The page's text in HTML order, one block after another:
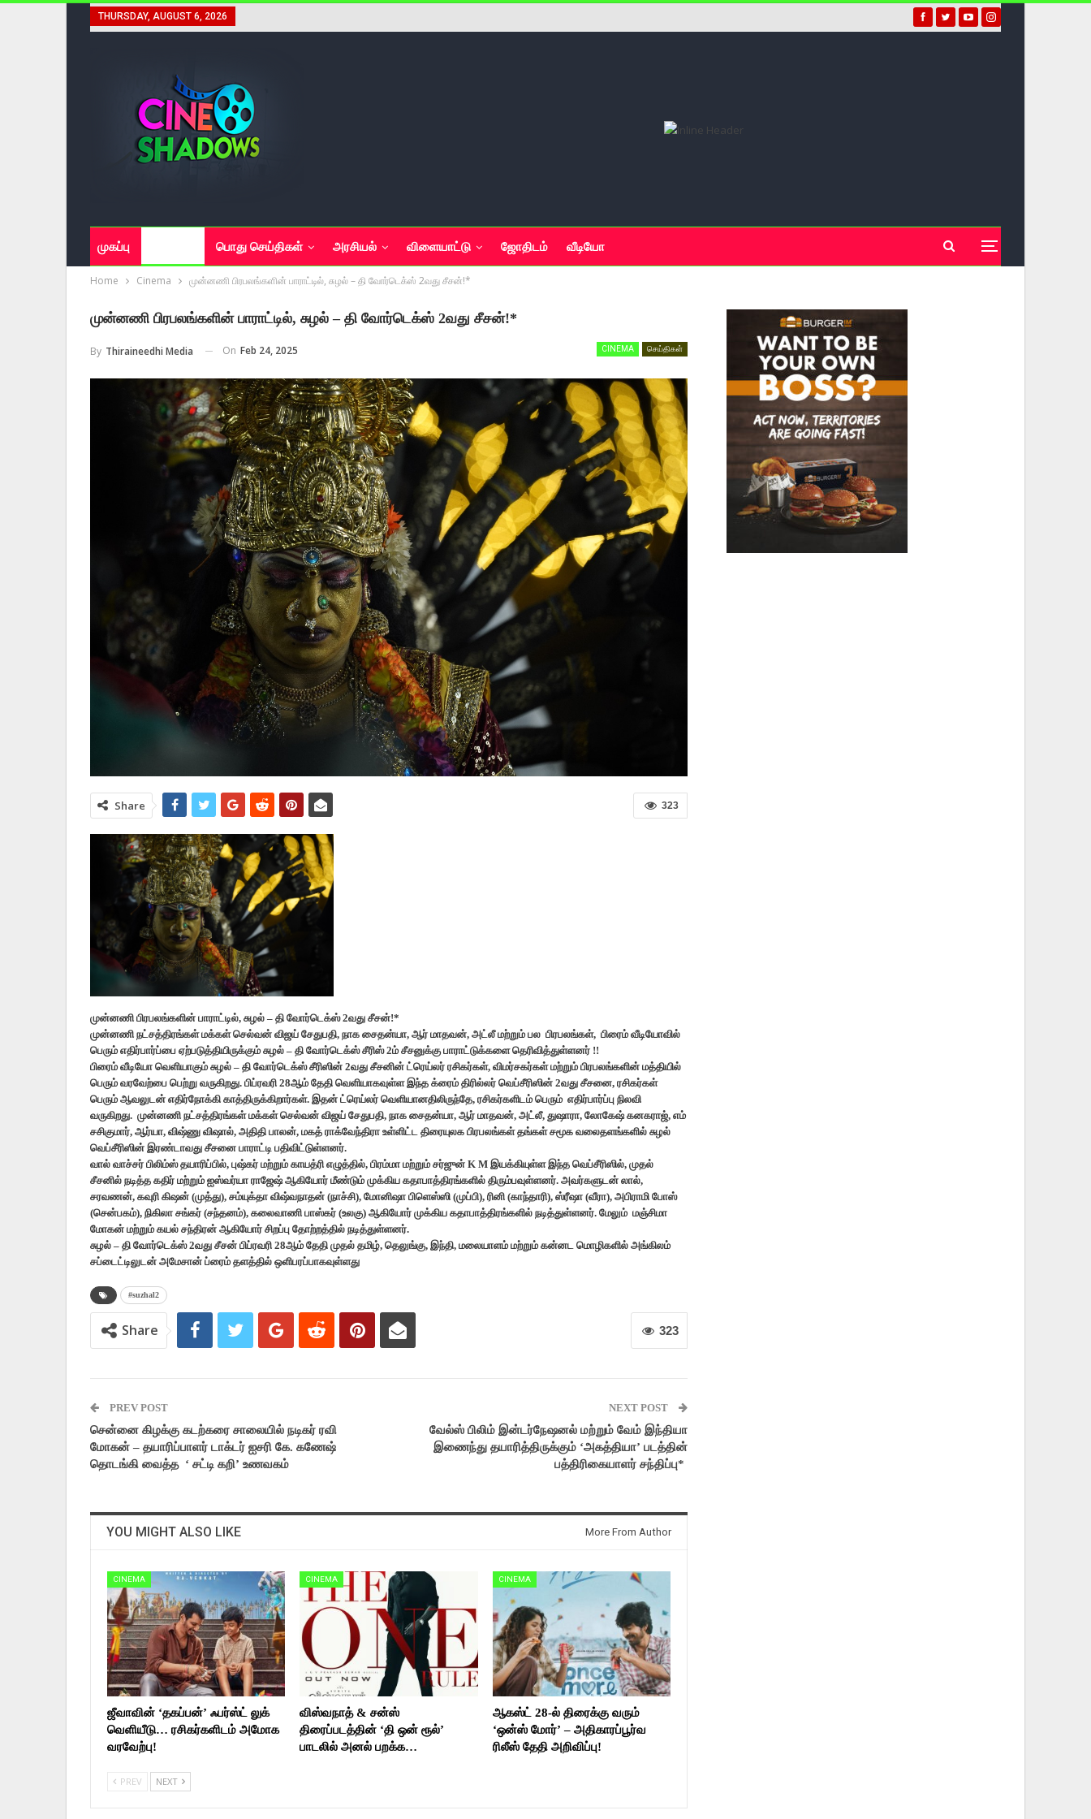
THURSDAY, AUGUST 6, 2026
முகப்பு பொது செய்திகள் அரசியல் விளையாட்டு ஜோதிடம் வீடியோ
Home Cinema முன்னணி பிரபலங்களின் பாராட்டில், சுழல் – தி வோர்டெக்ஸ் 2வது சீசன்!*
முன்னணி பிரபலங்களின் பாராட்டில், சுழல் – தி வோர்டெக்ஸ் 2வது சீசன்!*
CINEMA செய்திகள்
By Thiraineedhi Media On Feb 24, 2025
323
Share
முன்னணி பிரபலங்களின் பாராட்டில், சுழல் – தி வோர்டெக்ஸ் 2வது சீசன்!*
முன்னணி நட்சத்திரங்கள் மக்கள் செல்வன் விஜய் சேதுபதி, நாக சைதன்யா, ஆர் மாதவன், அட்லீ மற்றும் பல பிரபலங்கள், பிரைம் வீடியோவில்
பெரும் எதிர்பார்ப்பை ஏற்படுத்தியிருக்கும் சுழல் – தி வோர்டெக்ஸ் சீரிஸ் 2ம் சீசனுக்கு பாராட்டுக்களை தெரிவித்துள்ளனர் !!
பிரைம் வீடியோ வெளியாகும் சுழல் – தி வோர்டெக்ஸ் சீரிஸின் 2வது சீசனின் ட்ரெய்லர் ரசிகர்கள், விமர்சகர்கள் மற்றும் பிரபலங்களின் மத்தியில்
பெரும் வரவேற்பை பெற்று வருகிறது. பிப்ரவரி 28ஆம் தேதி வெளியாகவுள்ள இந்த க்ரைம் திரில்லர் வெப்சீரிஸின் 2வது சீசனை, ரசிகர்கள்
பெரும் ஆவலுடன் எதிர்நோக்கி காத்திருக்கிறார்கள். இதன் ட்ரெய்லர் வெளியானதிலிருந்தே, ரசிகர்களிடம் பெரும் எதிர்பார்ப்பு நிலவி
வருகிறது. முன்னணி நட்சத்திரங்கள் மக்கள் செல்வன் விஜய் சேதுபதி, நாக சைதன்யா, ஆர் மாதவன், அட்லீ, துஷாரா, லோகேஷ் கனகராஜ், எம்
சசிகுமார், ஆர்யா, விஷ்ணு விஷால், அதிதி பாலன், மகத் ராக்வேந்திரா உள்ளிட்ட திரையுலக பிரபலங்கள் தங்கள் சமூக வலைதளங்களில் சுழல்
வெப்சீரிஸின் இரண்டாவது சீசனை பாராட்டி பதிவிட்டுள்ளனர்.
வால் வாச்சர் பிலிம்ஸ் தயாரிப்பில், புஷ்கர் மற்றும் காயத்ரி எழுத்தில், பிரம்மா மற்றும் சர்ஜுன் K M இயக்கியுள்ள இந்த வெப்சீரிஸில், முதல்
சீசனில் நடித்த கதிர் மற்றும் ஐஸ்வர்யா ராஜேஷ் ஆகியோர் மீண்டும் முக்கிய கதாபாத்திரங்களில் திரும்பவுள்ளனர். அவர்களுடன் லால்,
சரவணன், கவுரி கிஷன் (முத்து), சம்யுக்தா விஷ்வநாதன் (நாச்சி), மோனிஷா பிளெஸ்ஸி (முப்பி), ரினி (காந்தாரி), ஸ்ரீஷா (வீரா), அபிராமி போஸ்
(சென்பகம்), நிகிலா சங்கர் (சந்தனம்), கலைவாணி பாஸ்கர் (உலகு) ஆகியோர் முக்கிய கதாபாத்திரங்களில் நடித்துள்ளனர். மேலும் மஞ்சிமா
மோகன் மற்றும் கயல் சந்திரன் ஆகியோர் சிறப்பு தோற்றத்தில் நடித்துள்ளனர்.
சுழல் – தி வோர்டெக்ஸ் 2வது சீசன் பிப்ரவரி 28ஆம் தேதி முதல் தமிழ், தெலுங்கு, இந்தி, மலையாளம் மற்றும் கன்னட மொழிகளில் அங்கிலம்
சப்டைட்டிலுடன் அமேசான் ப்ரைம் தளத்தில் ஒளிபரப்பாகவுள்ளது
#suzhal2
323
Share
PREV POST
சென்னை கிழக்கு கடற்கரை சாலையில் நடிகர் ரவி
மோகன் – தயாரிப்பாளர் டாக்டர் ஐசரி கே. கணேஷ்
தொடங்கி வைத்த ‘ சட்டி கறி’ உணவகம்
NEXT POST
வேல்ஸ் பிலிம் இன்டர்நேஷனல் மற்றும் வேம் இந்தியா
இணைந்து தயாரித்திருக்கும் ‘அகத்தியா’ படத்தின்
பத்திரிகையாளர் சந்திப்பு*
YOU MIGHT ALSO LIKE More From Author
CINEMA
ஜீவாவின் ‘தகப்பன்’ ஃபர்ஸ்ட் லுக்
வெளியீடு… ரசிகர்களிடம் அமோக
வரவேற்பு!
CINEMA
விஸ்வநாத் & சன்ஸ்
திரைப்படத்தின் ‘தி ஒன் ரூல்’
பாடலில் அனல் பறக்க…
CINEMA
ஆகஸ்ட் 28-ல் திரைக்கு வரும்
‘ஒன்ஸ் மோர்’ – அதிகாரப்பூர்வ
ரிலீஸ் தேதி அறிவிப்பு!
PREV NEXT